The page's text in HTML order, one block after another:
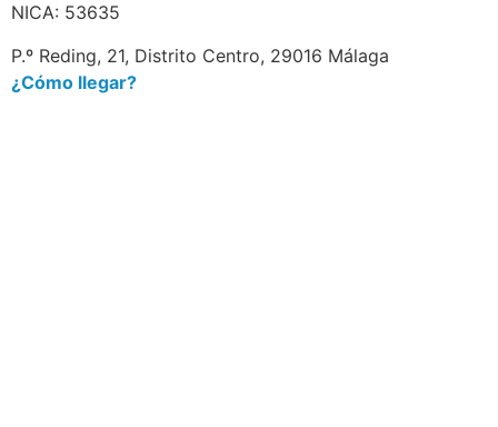
NICA: 53635
P.º Reding, 21, Distrito Centro, 29016 Málaga
¿Cómo llegar?